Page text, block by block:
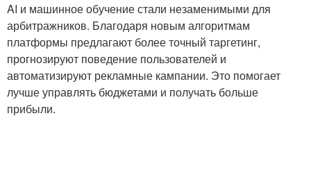
AI и машинное обучение стали незаменимыми для
арбитражников. Благодаря новым алгоритмам
платформы предлагают более точный таргетинг,
прогнозируют поведение пользователей и
автоматизируют рекламные кампании. Это помогает
лучше управлять бюджетами и получать больше
прибыли.